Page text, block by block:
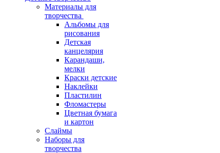
Материалы для
творчества
Альбомы для
рисования
Детская
канцелярия
Карандаши,
мелки
Краски детские
Наклейки
Пластилин
Фломастеры
Цветная бумага
и картон
Слаймы
Наборы для
творчества